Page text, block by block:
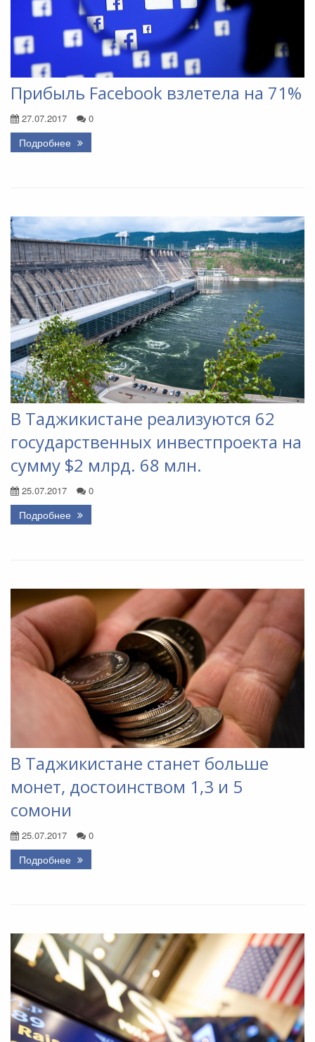
Прибыль Facebook взлетела на 71%
27.07.2017 0
Подробнее
В Таджикистане реализуются 62
государственных инвестпроекта на
сумму $2 млрд. 68 млн.
25.07.2017 0
Подробнее
В Таджикистане станет больше
монет, достоинством 1,3 и 5
сомони
25.07.2017 0
Подробнее